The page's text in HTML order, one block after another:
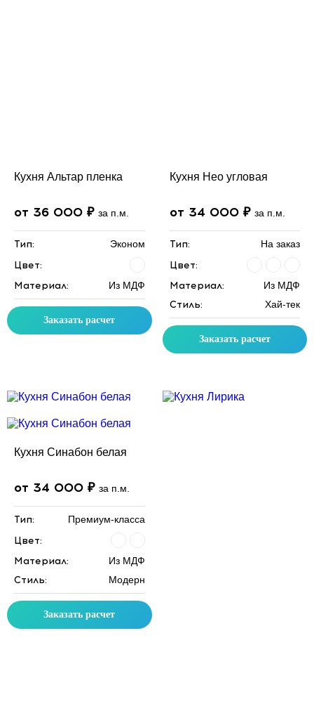
Кухня Альтар пленка
от 36 000 ₽ за п.м.
Тип: Эконом
Цвет:
Материал:
Из МДФ
Заказать расчет
Кухня Нео угловая
от 34 000 ₽ за п.м.
Тип: На заказ
Цвет:
Материал:
Из МДФ
Стиль: Хай-тек
Заказать расчет
Кухня Синабон белая
от 34 000 ₽ за п.м.
Тип: Премиум-класса
Цвет:
Материал:
Из МДФ
Стиль: Модерн
Заказать расчет